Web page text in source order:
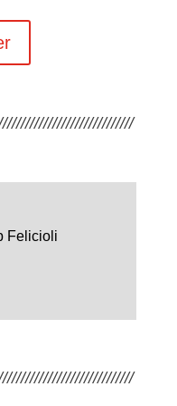
Felicioli